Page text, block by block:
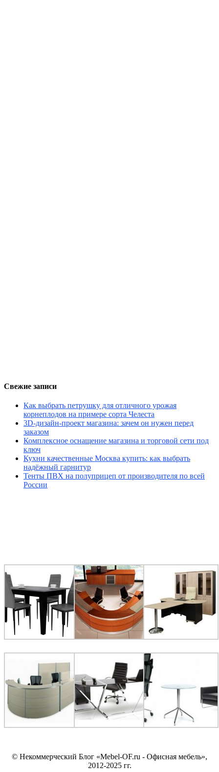
Свежие записи
Как выбрать петрушку для отличного урожая
корнеплодов на примере сорта Челеста
3D-дизайн-проект магазина: зачем он нужен перед
заказом
Комплексное оснащение магазина и торговой сети под
ключ
Кухни качественные Москва купить: как выбрать
надёжный гарнитур
Тенты ПВХ на полуприцеп от производителя по всей
России
© Некоммерческий Блог «Mebel-OF.ru - Офисная мебель»,
2012-2025 гг.